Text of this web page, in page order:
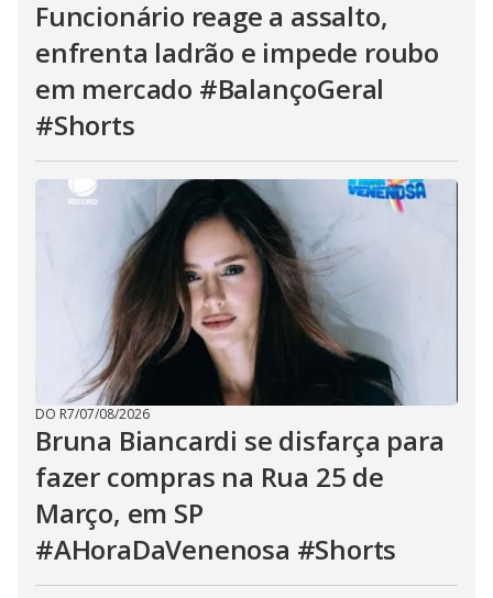
Funcionário reage a assalto,
enfrenta ladrão e impede roubo
em mercado #BalançoGeral
#Shorts
DO R7/07/08/2026
Bruna Biancardi se disfarça para
fazer compras na Rua 25 de
Março, em SP
#AHoraDaVenenosa #Shorts